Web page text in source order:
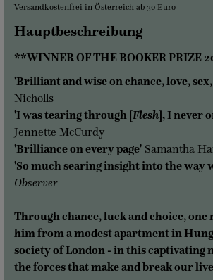
Versandkostenfrei in Österreich ab 30 Euro
Hauptbeschreibung
**WINNER OF THE BOOKER PRIZE
'Brilliant and wise on chance, love,
Nicholls
'I was tearing through [Flesh], I never
Jennette McCurdy
'Brilliance on every page' Samantha
'So much searing insight into the way
Observer
Through chance, luck and choice, one
him from a modest apartment in
society of London - in this captivating
the forces that make and break our